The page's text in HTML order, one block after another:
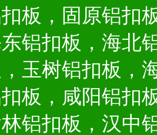
板，固原铝扣
铝扣板，海北
玉树铝扣板，
板，咸阳铝扣
铝扣板，汉中